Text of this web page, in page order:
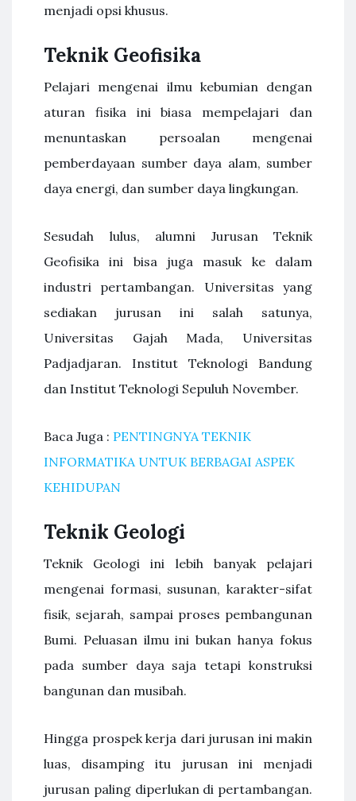
menjadi opsi khusus.
Teknik Geofisika
Pelajari mengenai ilmu kebumian dengan
aturan fisika ini biasa mempelajari dan
menuntaskan persoalan mengenai
pemberdayaan sumber daya alam, sumber
daya energi, dan sumber daya lingkungan.
Sesudah lulus, alumni Jurusan Teknik
Geofisika ini bisa juga masuk ke dalam
industri pertambangan. Universitas yang
sediakan jurusan ini salah satunya,
Universitas Gajah Mada, Universitas
Padjadjaran. Institut Teknologi Bandung
dan Institut Teknologi Sepuluh November.
Baca Juga : PENTINGNYA TEKNIK
INFORMATIKA UNTUK BERBAGAI ASPEK
KEHIDUPAN
Teknik Geologi
Teknik Geologi ini lebih banyak pelajari
mengenai formasi, susunan, karakter-sifat
fisik, sejarah, sampai proses pembangunan
Bumi. Peluasan ilmu ini bukan hanya fokus
pada sumber daya saja tetapi konstruksi
bangunan dan musibah.
Hingga prospek kerja dari jurusan ini makin
luas, disamping itu jurusan ini menjadi
jurusan paling diperlukan di pertambangan.